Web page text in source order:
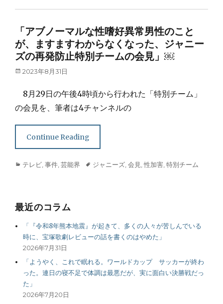
「アブノーマルな性嗜好異常男性のこと
が、ますますわからなくなった、ジャニー
ズの再発防止特別チームの会見」￼
Posted
2023年8月31日
8月29日の午後4時頃から行われた「特別チーム」
の会見を、筆者は4チャンネルの
Continue Reading
Categories
テレビ 事件 芸能界 Tagsジャニーズ 会見 性加害 特別チーム
最近のコラム
「『令和8年熊本地震』が起きて、多くの人々が苦しんでいる
時に、宝塚歌劇レビューの話を書くのはやめた」
2026年7月31日
「ようやく、これで眠れる。ワールドカップ サッカーが終わ
った。連日の寝不足で体調は最悪だが、実に面白い決勝戦だっ
た」
2026年7月20日